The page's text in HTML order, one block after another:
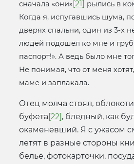
сначала «они» [21] рылись в
Когда я, испугавшись шума,
дверях спальни, один из 3-х
людей подошел ко мне и
паспорт!». А ведь было мне
Не понимая, что от меня
маме и заплакала.
Отец молча стоял,
буфета [22] , бледный, как
окаменевший. Я с ужасом
летят в разные стороны
бельё, фотокарточки,